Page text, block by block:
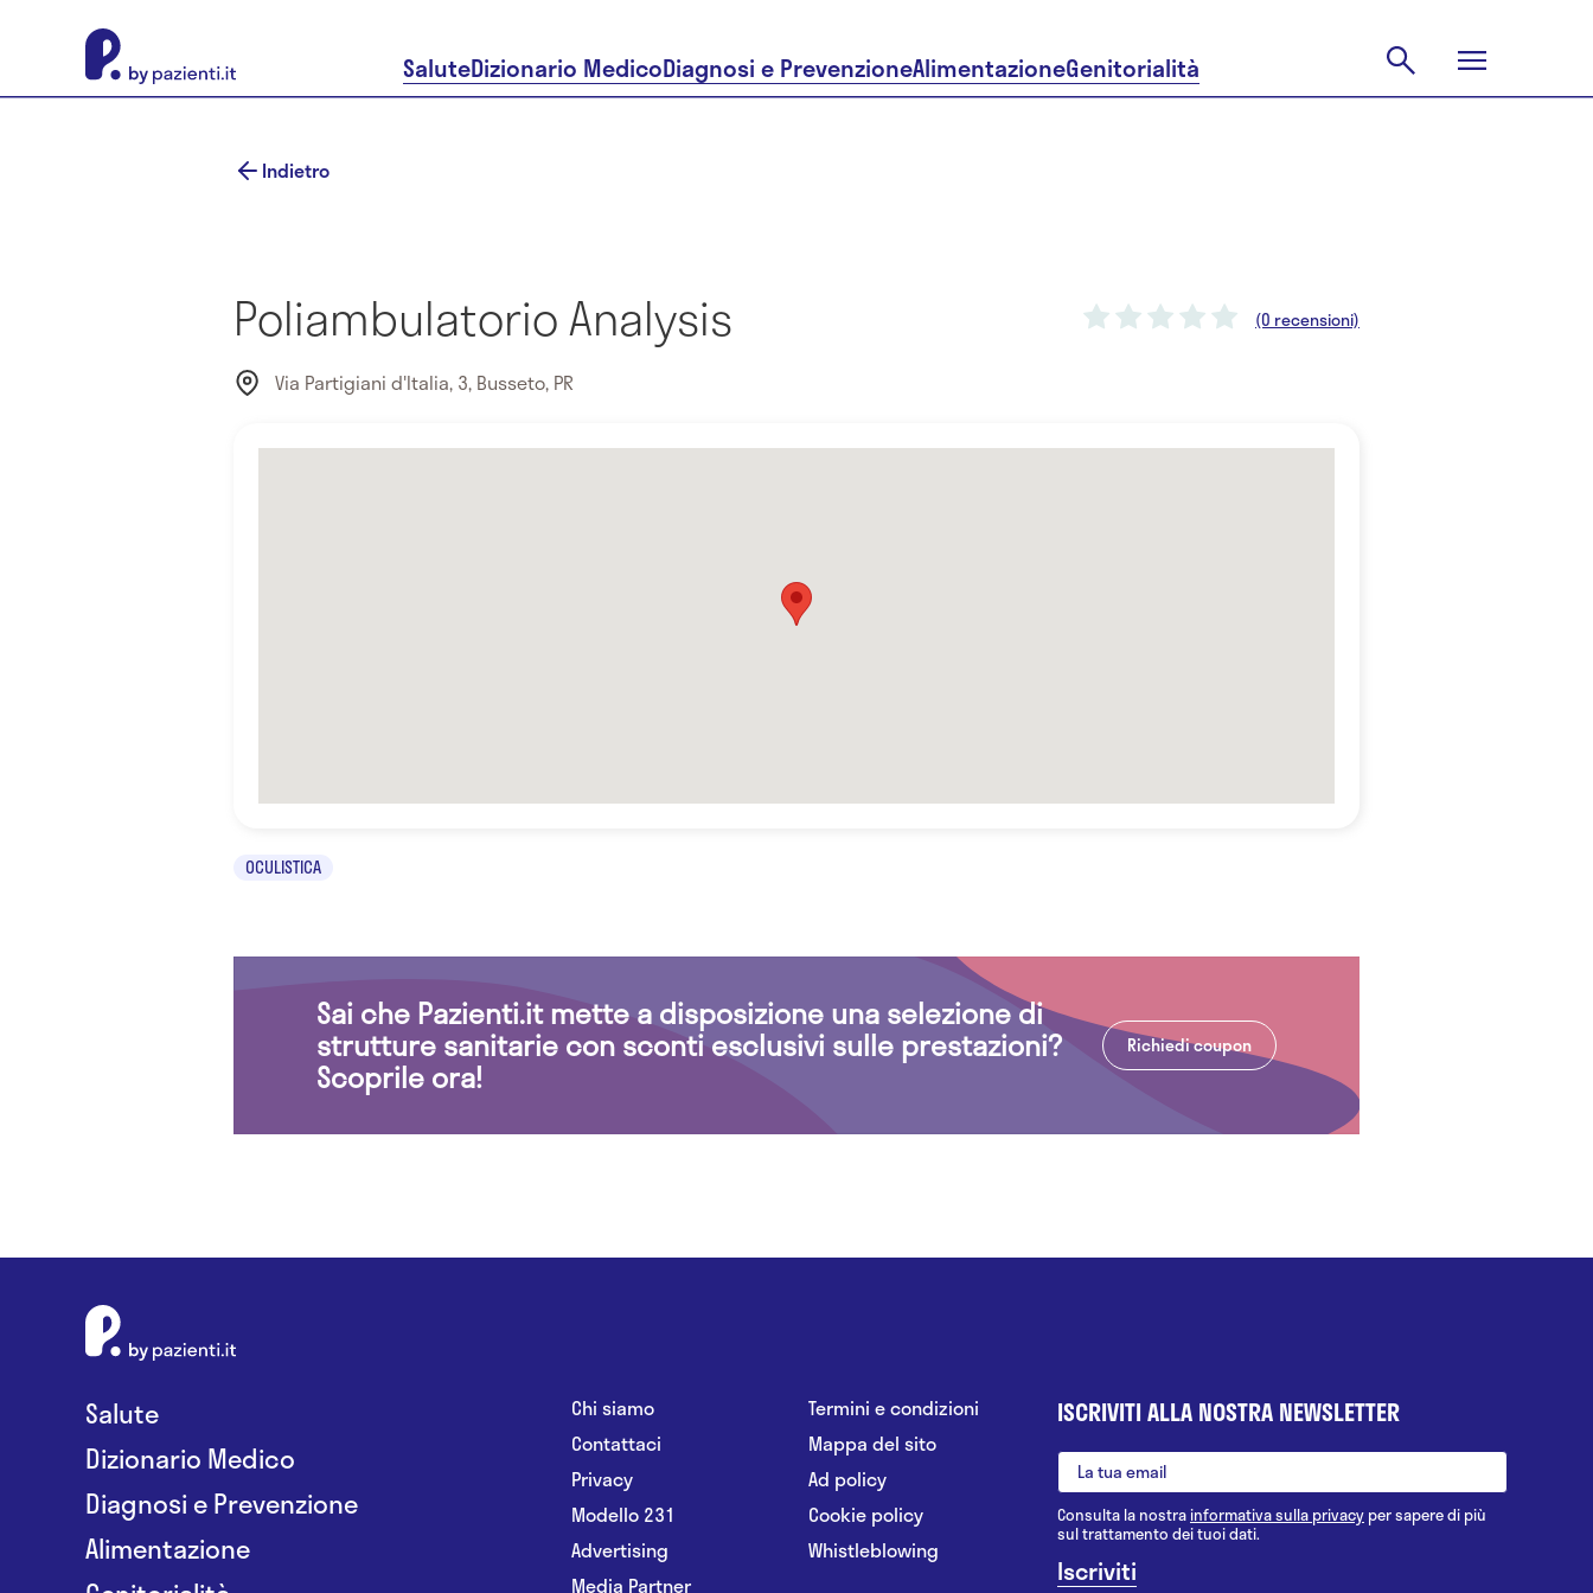
SaluteDizionario MedicoDiagnosi e PrevenzioneAlimentazioneGenitorialità
Indietro
Poliambulatorio Analysis (0 recensioni)
Via Partigiani d'Italia, 3, Busseto, PR
OCULISTICA
Sai che Pazienti.it mette a disposizione una selezione di
strutture sanitarie con sconti esclusivi sulle prestazioni?
Scoprile ora!
Richiedi coupon
Salute
Dizionario Medico
Diagnosi e Prevenzione
Alimentazione
Chi siamo
Contattaci
Privacy
Modello 231
Advertising
Media Partner
Termini e condizioni
Mappa del sito
Ad policy
Cookie policy
Whistleblowing
ISCRIVITI ALLA NOSTRA NEWSLETTER
Consulta la nostrainformativa sulla privacy per sapere di più
sul trattamento dei tuoi dati.